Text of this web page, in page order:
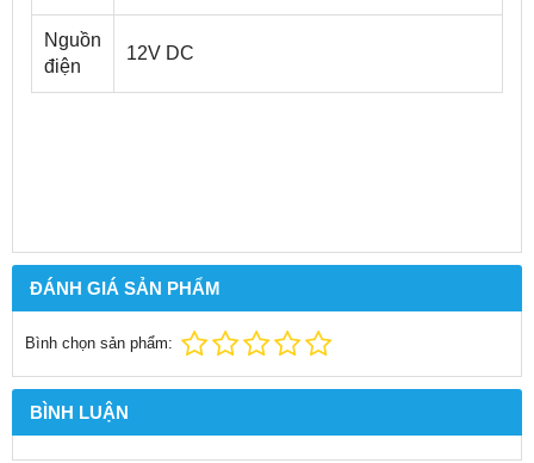
Nguồn
điện
12V DC
ĐÁNH GIÁ SẢN PHẨM
Bình chọn sản phẩm:
BÌNH LUẬN